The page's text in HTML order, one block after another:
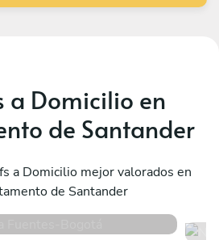
a Domicilio en
de Santander
a Domicilio mejor valorados en
de Santander
Fuentes